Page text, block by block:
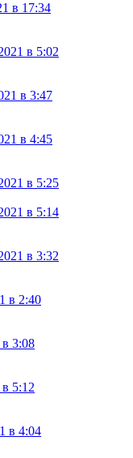
в 17:34
в 5:02
в 3:47
в 4:45
в 5:25
в 5:14
в 3:32
в 2:40
3:08
5:12
в 4:04